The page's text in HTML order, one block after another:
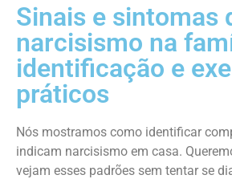
Sinais e sintomas
narcisismo na
identificação e
práticos
Nós mostramos como identificar
indicam narcisismo em casa.
vejam esses padrões sem tentar se